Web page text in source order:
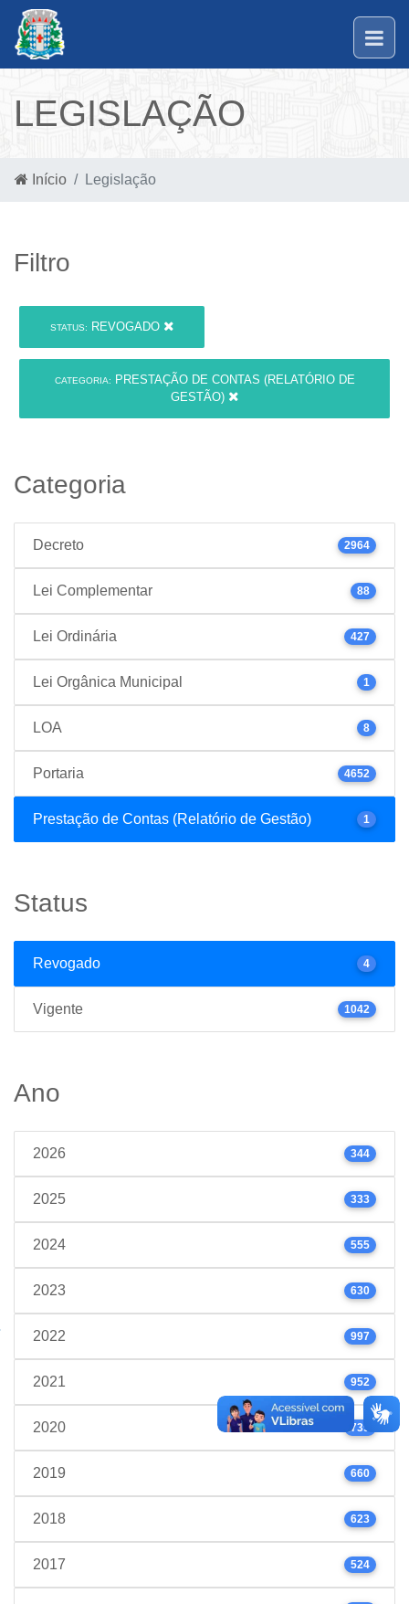
LEGISLAÇÃO
Início Legislação
Filtro
STATUS: REVOGADO
CATEGORIA:
PRESTAÇÃO DE CONTAS (RELATÓRIO DE
GESTÃO)
Categoria
Decreto 2964
Lei Complementar 88
Lei Ordinária 427
Lei Orgânica Municipal 1
LOA 8
Portaria 4652
Prestação de Contas (Relatório de Gestão) 1
Status
Revogado 4
Vigente 1042
Ano
2026 344
2025 333
2024 555
2023 630
2022 997
2021 952
2020 739
2019 660
2018 623
2017 524